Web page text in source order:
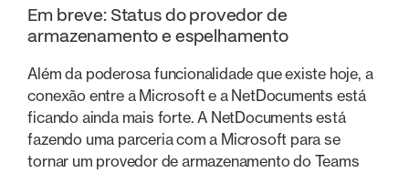
Em breve: Status do provedor de
armazenamento e espelhamento
Além da poderosa funcionalidade que existe hoje, a
conexão entre a Microsoft e a NetDocuments está
ficando ainda mais forte. A NetDocuments está
fazendo uma parceria com a Microsoft para se
tornar um provedor de armazenamento do Teams